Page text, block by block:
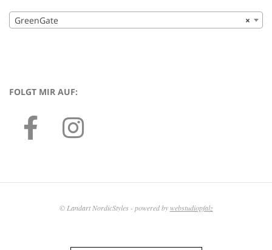
×
GreenGate
FOLGT MIR AUF:
© Landart NordicStyles - powered bywebstudiopfalz